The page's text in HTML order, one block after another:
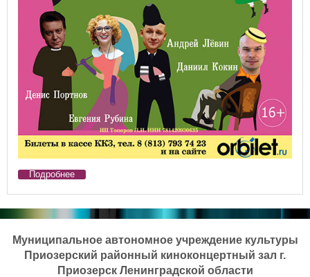
Подробнее
Муниципальное автономное учреждение культуры
Приозерский районный киноконцертный зал г.
Приозерск Ленинградской области
Предыдущий
Предыдущий
Следующий
Следующий